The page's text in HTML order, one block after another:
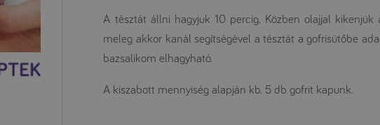
A tésztát állni hagyjuk 10 percig. Közben olajjal
meleg akkor kanál segítségével a tésztát a gofrisütőbe
bazsalikom elhagyható.
A kiszabott mennyiség alapján kb. 5 db gofrit kapunk.